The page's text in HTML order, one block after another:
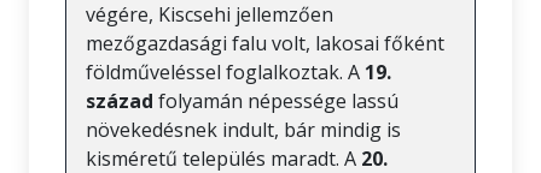
végére, Kiscsehi jellemzően
mezőgazdasági falu volt, lakosai főként
földműveléssel foglalkoztak. A 19.
század folyamán népessége lassú
növekedésnek indult, bár mindig is
kisméretű település maradt. A 20.